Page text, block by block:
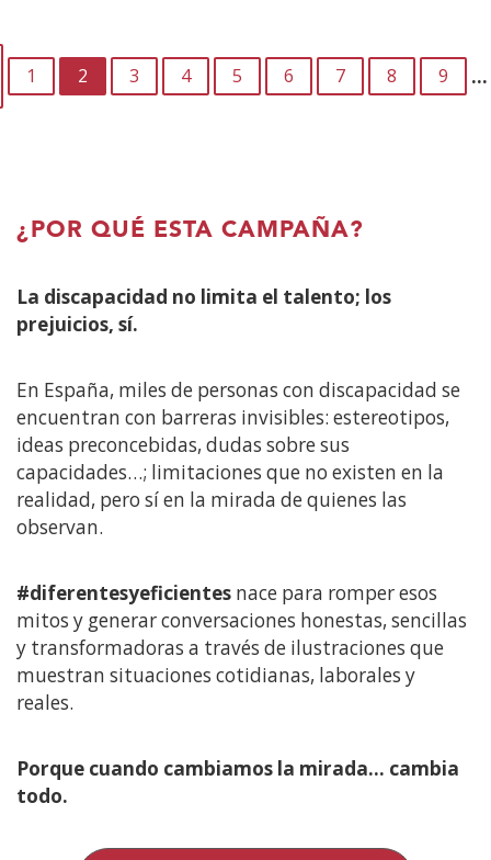
PAGINACIÓN
1 2 3 4 5 6 7 8 9 …
¿POR QUÉ ESTA CAMPAÑA?
La discapacidad no limita el talento; los
prejuicios, sí.
En España, miles de personas con discapacidad se
encuentran con barreras invisibles: estereotipos,
ideas preconcebidas, dudas sobre sus
capacidades…; limitaciones que no existen en la
realidad, pero sí en la mirada de quienes las
observan.
#diferentesyeficientes nace para romper esos
mitos y generar conversaciones honestas, sencillas
y transformadoras a través de ilustraciones que
muestran situaciones cotidianas, laborales y
reales.
Porque cuando cambiamos la mirada… cambia
todo.